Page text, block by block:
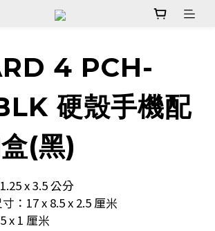
4 PCH-
硬殼手機配
(黑)
x 3.5 公分
：17 x 8.5 x 2.5 厘米
x 1 厘米